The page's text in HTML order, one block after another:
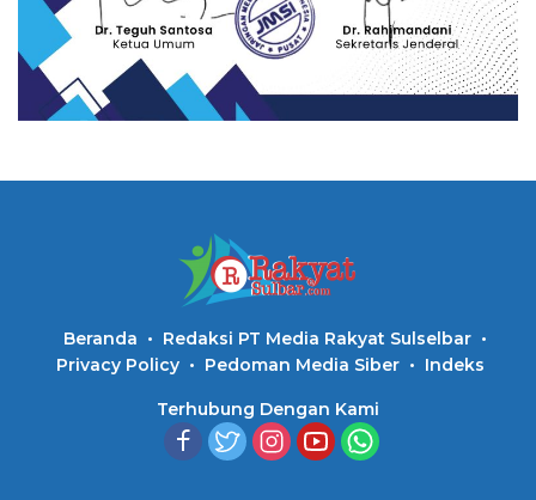
Beranda
Redaksi PT Media Rakyat Sulselbar
Privacy Policy
Pedoman Media Siber Indeks
Terhubung Dengan Kami